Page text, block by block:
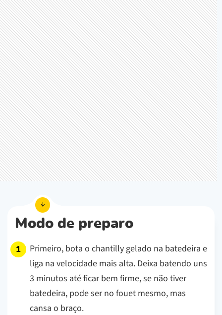
Modo de preparo
Primeiro, bota o chantilly gelado na batedeira e
liga na velocidade mais alta. Deixa batendo uns
3 minutos até ficar bem firme, se não tiver
batedeira, pode ser no fouet mesmo, mas
cansa o braço.